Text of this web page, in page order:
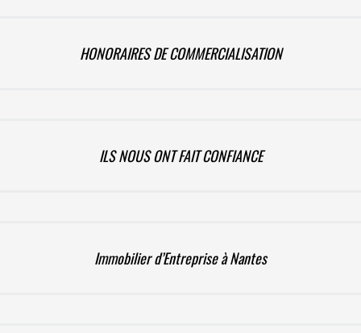
HONORAIRES DE COMMERCIALISATION
ILS NOUS ONT FAIT CONFIANCE
Immobilier d’Entreprise à Nantes